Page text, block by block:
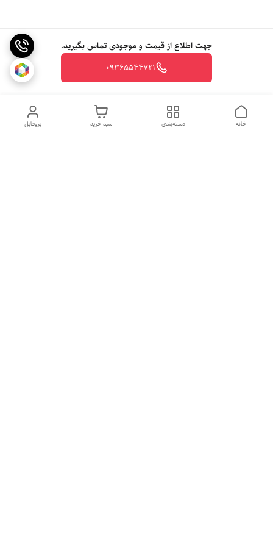
جهت اطلاع از قیمت و موجودی تماس بگیرید.
09365544721
پروفایل سبد خرید دسته‌بندی خانه